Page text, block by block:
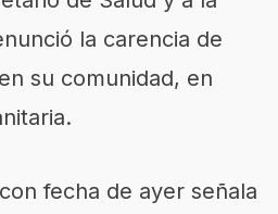
la carencia de
su comunidad, en
fecha de ayer señala